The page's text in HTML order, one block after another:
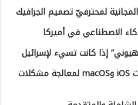
لمحترفيّ تصميم الجرافيك
الاصطناعي في أميركا
إذا كانت تسيء لإسرائيل
حلول سريعة: آبل تطلق تحديثات iOS وmacOS لمعالجة مشكلات